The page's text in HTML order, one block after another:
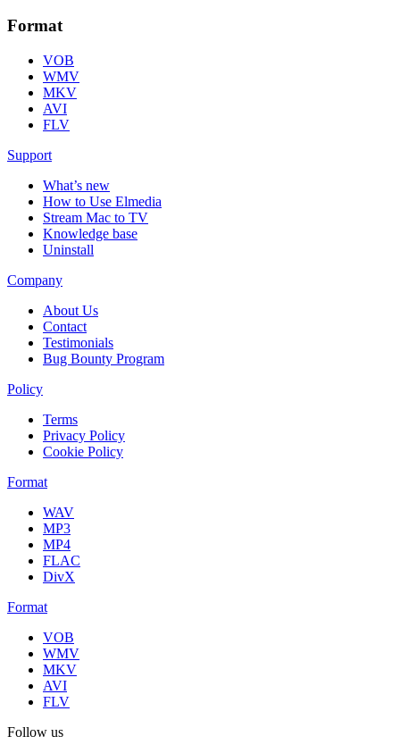
Format
VOB
WMV
MKV
AVI
FLV
Support
What’s new
How to Use Elmedia
Stream Mac to TV
Knowledge base
Uninstall
Company
About Us
Contact
Testimonials
Bug Bounty Program
Policy
Terms
Privacy Policy
Cookie Policy
Format
WAV
MP3
MP4
FLAC
DivX
Format
VOB
WMV
MKV
AVI
FLV
Follow us